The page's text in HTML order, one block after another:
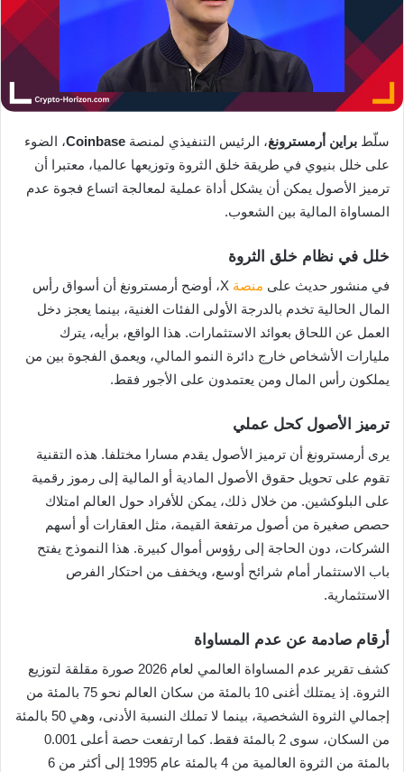
سلّط براين أرمسترونغ، الرئيس التنفيذي لمنصة Coinbase، الضوء
على خلل بنيوي في طريقة خلق الثروة وتوزيعها عالميا، معتبرا أن
ترميز الأصول يمكن أن يشكل أداة عملية لمعالجة اتساع فجوة عدم
المساواة المالية بين الشعوب.
خلل في نظام خلق الثروة
في منشور حديث على منصة
X، أوضح أرمسترونغ أن أسواق رأس
المال الحالية تخدم بالدرجة الأولى الفئات الغنية، بينما يعجز دخل
العمل عن اللحاق بعوائد الاستثمارات. هذا الواقع، برأيه، يترك
مليارات الأشخاص خارج دائرة النمو المالي، ويعمق الفجوة بين من
يملكون رأس المال ومن يعتمدون على الأجور فقط.
ترميز الأصول كحل عملي
يرى أرمسترونغ أن ترميز الأصول يقدم مسارا مختلفا. هذه التقنية
تقوم على تحويل حقوق الأصول المادية أو المالية إلى رموز رقمية
على البلوكشين. من خلال ذلك، يمكن للأفراد حول العالم امتلاك
حصص صغيرة من أصول مرتفعة القيمة، مثل العقارات أو أسهم
الشركات، دون الحاجة إلى رؤوس أموال كبيرة. هذا النموذج يفتح
باب الاستثمار أمام شرائح أوسع، ويخفف من احتكار الفرص
الاستثمارية.
أرقام صادمة عن عدم المساواة
كشف تقرير عدم المساواة العالمي لعام 2026 صورة مقلقة لتوزيع
الثروة. إذ يمتلك أغنى 10 بالمئة من سكان العالم نحو 75 بالمئة من
إجمالي الثروة الشخصية، بينما لا تملك النسبة الأدنى، وهي 50 بالمئة
من السكان، سوى 2 بالمئة فقط. كما ارتفعت حصة أعلى 0.001
بالمئة من الثروة العالمية من 4 بالمئة عام 1995 إلى أكثر من 6